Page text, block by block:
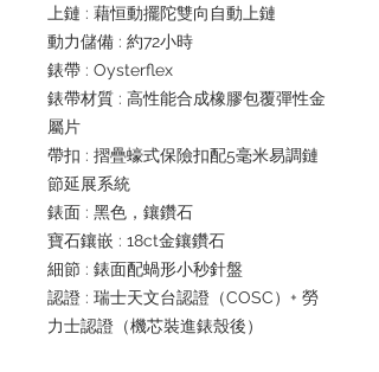
上鏈 : 藉恒動擺陀雙向自動上鏈
動力儲備 : 約72小時
錶帶 : Oysterflex
錶帶材質 : 高性能合成橡膠包覆彈性金
屬片
帶扣 : 摺疊蠔式保險扣配5毫米易調鏈
節延展系統
錶面 : 黑色，鑲鑽石
寶石鑲嵌 : 18ct金鑲鑽石
細節 : 錶面配蝸形小秒針盤
認證 : 瑞士天文台認證（COSC）+ 勞
力士認證（機芯裝進錶殼後）